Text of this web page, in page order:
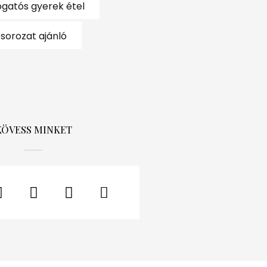
gyerek étel
sorozat ajánló
MINKET